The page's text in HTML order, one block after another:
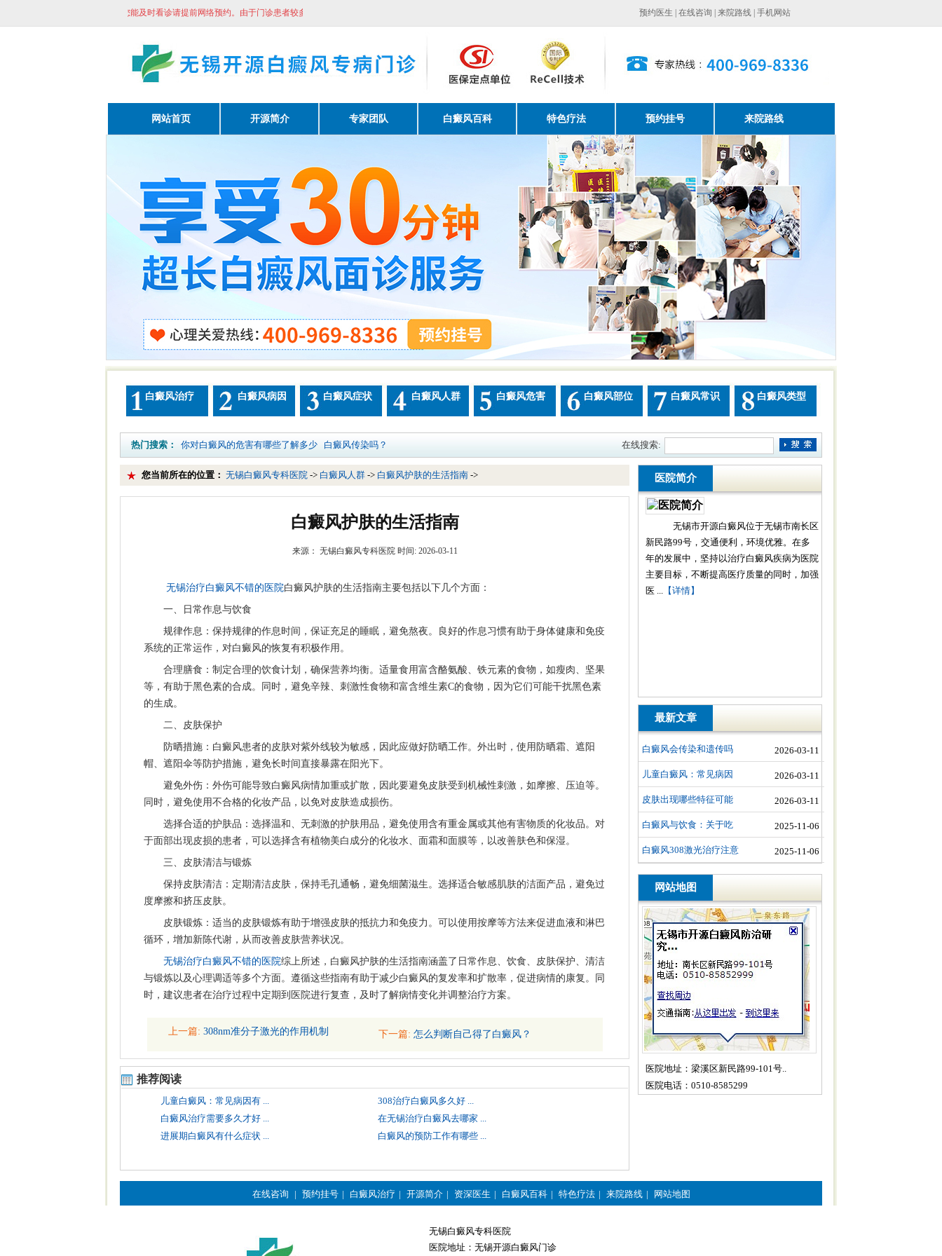
由于门诊患者较多，为方便您能及时看诊请提前网络预约。由于门诊患者较多，为方便您能及时看诊请提前网络预约。 预约医生 在线咨询 来院路线 手机网站
网站首页 开源简介 专家团队 白癜风百科 特色疗法 预约挂号 来院路线
白癜风治疗 白癜风病因 白癜风症状 白癜风人群 白癜风危害 白癜风部位 白癜风常识 白癜风类型
热门搜索： 你对白癜风的危害有哪些了解多少 白癜风传染吗？ 在线搜索:
您当前所在的位置： 无锡白癜风专科医院 -> 白癜风人群 -> 白癜风护肤的生活指南 ->
白癜风护肤的生活指南
来源： 无锡白癜风专科医院 时间: 2026-03-11
无锡治疗白癜风不错的医院白癜风护肤的生活指南主要包括以下几个方面：
一、日常作息与饮食
规律作息：保持规律的作息时间，保证充足的睡眠，避免熬夜。良好的作息习惯有助于身体健康和免疫
系统的正常运作，对白癜风的恢复有积极作用。
合理膳食：制定合理的饮食计划，确保营养均衡。适量食用富含酪氨酸、铁元素的食物，如瘦肉、坚果
等，有助于黑色素的合成。同时，避免辛辣、刺激性食物和富含维生素C的食物，因为它们可能干扰黑色素
的生成。
二、皮肤保护
防晒措施：白癜风患者的皮肤对紫外线较为敏感，因此应做好防晒工作。外出时，使用防晒霜、遮阳
帽、遮阳伞等防护措施，避免长时间直接暴露在阳光下。
避免外伤：外伤可能导致白癜风病情加重或扩散，因此要避免皮肤受到机械性刺激，如摩擦、压迫等。
同时，避免使用不合格的化妆产品，以免对皮肤造成损伤。
选择合适的护肤品：选择温和、无刺激的护肤用品，避免使用含有重金属或其他有害物质的化妆品。对
于面部出现皮损的患者，可以选择含有植物美白成分的化妆水、面霜和面膜等，以改善肤色和保湿。
三、皮肤清洁与锻炼
保持皮肤清洁：定期清洁皮肤，保持毛孔通畅，避免细菌滋生。选择适合敏感肌肤的洁面产品，避免过
度摩擦和挤压皮肤。
皮肤锻炼：适当的皮肤锻炼有助于增强皮肤的抵抗力和免疫力。可以使用按摩等方法来促进血液和淋巴
循环，增加新陈代谢，从而改善皮肤营养状况。
无锡治疗白癜风不错的医院综上所述，白癜风护肤的生活指南涵盖了日常作息、饮食、皮肤保护、清洁
与锻炼以及心理调适等多个方面。遵循这些指南有助于减少白癜风的复发率和扩散率，促进病情的康复。同
时，建议患者在治疗过程中定期到医院进行复查，及时了解病情变化并调整治疗方案。
上一篇: 308nm准分子激光的作用机制 下一篇: 怎么判断自己得了白癜风？
推荐阅读
儿童白癜风：常见病因有 ...
308治疗白癜风多久好 ...
白癜风治疗需要多久才好 ...
在无锡治疗白癜风去哪家 ...
进展期白癜风有什么症状 ...
白癜风的预防工作有哪些 ...
医院简介
无锡市开源白癜风位于无锡市南长区
新民路99号，交通便利，环境优雅。在多
年的发展中，坚持以治疗白癜风疾病为医院
主要目标，不断提高医疗质量的同时，加强
医 ... 【详情】
最新文章
白癜风会传染和遗传吗 2026-03-11
儿童白癜风：常见病因 2026-03-11
皮肤出现哪些特征可能 2026-03-11
白癜风与饮食：关于吃 2025-11-06
白癜风308激光治疗注意 2025-11-06
网站地图
医院地址：梁溪区新民路99-101号..
医院电话：0510-8585299
在线咨询 | 预约挂号 | 白癜风治疗 | 开源简介 | 资深医生 | 白癜风百科 | 特色疗法 | 来院路线 | 网站地图
无锡白癜风专科医院
医院地址：无锡开源白癜风门诊